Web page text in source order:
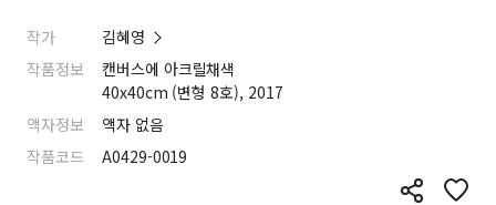
작가
김혜영
작품정보
캔버스에 아크릴채색
40x40cm (변형 8호), 2017
액자정보
액자 없음
작품코드
A0429-0019